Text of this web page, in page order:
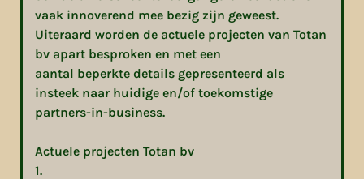
vaak innoverend mee bezig zijn geweest.
Uiteraard worden de actuele projecten van Totan
bv apart besproken en met een
aantal beperkte details gepresenteerd als
insteek naar huidige en/of toekomstige
partners-in-business.
Actuele projecten Totan bv
1.